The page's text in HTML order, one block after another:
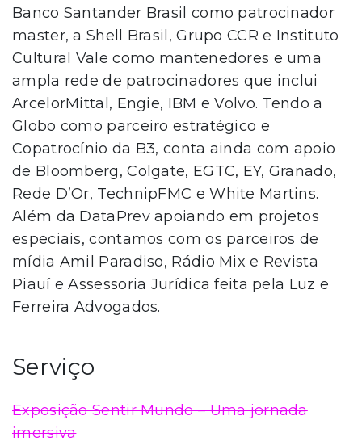
Banco Santander Brasil como patrocinador
master, a Shell Brasil, Grupo CCR e Instituto
Cultural Vale como mantenedores e uma
ampla rede de patrocinadores que inclui
ArcelorMittal, Engie, IBM e Volvo. Tendo a
Globo como parceiro estratégico e
Copatrocínio da B3, conta ainda com apoio
de Bloomberg, Colgate, EGTC, EY, Granado,
Rede D’Or, TechnipFMC e White Martins.
Além da DataPrev apoiando em projetos
especiais, contamos com os parceiros de
mídia Amil Paradiso, Rádio Mix e Revista
Piauí e Assessoria Jurídica feita pela Luz e
Ferreira Advogados.
Serviço
Exposição Sentir Mundo – Uma jornada
imersiva